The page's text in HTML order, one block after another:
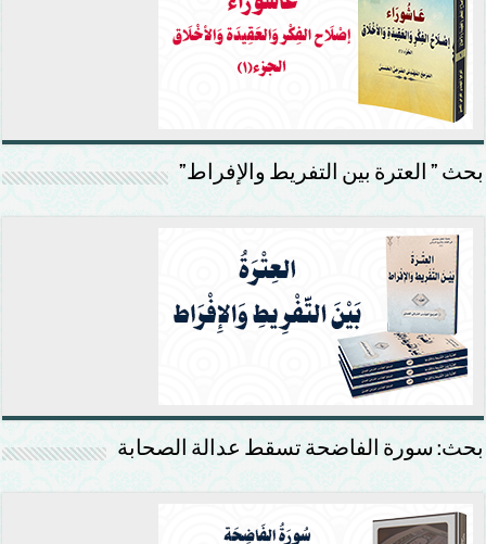
بحث ” العترة بين التفريط والإفراط”
بحث: سورة الفاضحة تسقط عدالة الصحابة